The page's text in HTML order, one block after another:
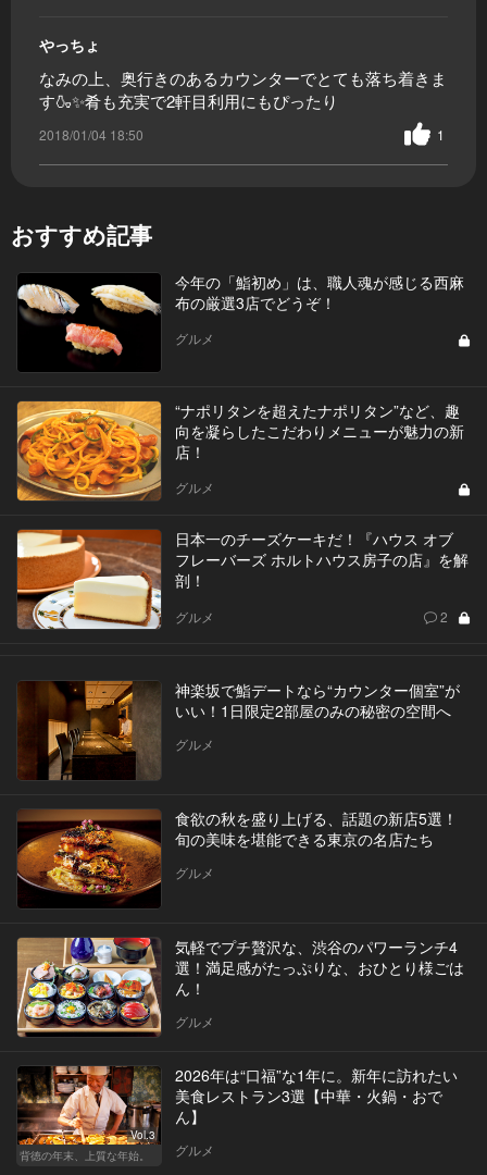
やっちょ
なみの上、奥行きのあるカウンターでとても落ち着きま
す🍶✨肴も充実で2軒目利用にもぴったり
2018/01/04 18:50 1
おすすめ記事
今年の「鮨初め」は、職人魂が感じる西麻
布の厳選3店でどうぞ！
グルメ
“ナポリタンを超えたナポリタン”など、趣
向を凝らしたこだわりメニューが魅力の新
店！
グルメ
日本一のチーズケーキだ！『ハウス オブ
フレーバーズ ホルトハウス房子の店』を解
剖！
グルメ 2
神楽坂で鮨デートなら“カウンター個室”が
いい！1日限定2部屋のみの秘密の空間へ
グルメ
食欲の秋を盛り上げる、話題の新店5選！
旬の美味を堪能できる東京の名店たち
グルメ
気軽でプチ贅沢な、渋谷のパワーランチ4
選！満足感がたっぷりな、おひとり様ごは
ん！
グルメ
Vol.3
背徳の年末、上質な年始。
2026年は“口福”な1年に。新年に訪れたい
美食レストラン3選【中華・火鍋・おで
ん】
グルメ